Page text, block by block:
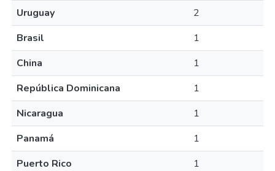
Uruguay
2
Brasil
1
China
1
República Dominicana
1
Nicaragua
1
Panamá
1
Puerto Rico
1